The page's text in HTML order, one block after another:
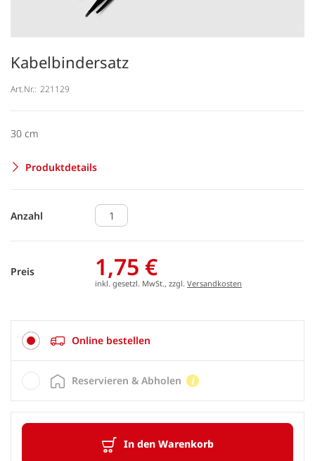
Kabelbindersatz
Art.Nr.: 221129
30 cm
Produktdetails
Anzahl
Preis 1,75 €
inkl. gesetzl. MwSt., zzgl. Versandkosten
Online bestellen
In den Warenkorb
Reservieren & Abholen